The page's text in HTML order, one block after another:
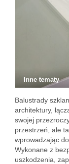
Inne tematy
Balustrady
architektury,
swojej
przestrzeń, ale
wprowadzając
Wykonane z
uszkodzenia,